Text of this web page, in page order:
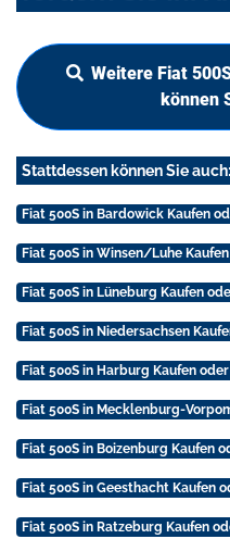
Weitere Fiat
können
Stattdessen können Sie auch:
Fiat 500S in Bardowick Kaufen
Fiat 500S in Winsen/Luhe
Fiat 500S in Lüneburg Kaufen
Fiat 500S in Niedersachsen
Fiat 500S in Harburg Kaufen
Fiat 500S in Mecklenburg-
Fiat 500S in Boizenburg Kaufen
Fiat 500S in Geesthacht Kaufen
Fiat 500S in Ratzeburg Kaufen